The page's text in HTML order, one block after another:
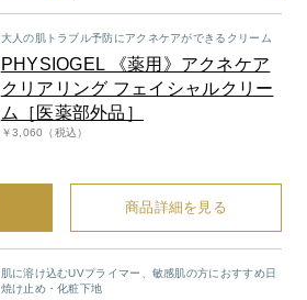
大人の肌トラブル予防にアクネケアができるクリーム
PHYSIOGEL 《薬用》アクネケア
クリアリング フェイシャルクリー
ム［医薬部外品］
￥3,060（税込）
商品詳細を見る
肌に溶け込むUVプライマー、敏感肌の方におすすめ日
焼け止め・化粧下地